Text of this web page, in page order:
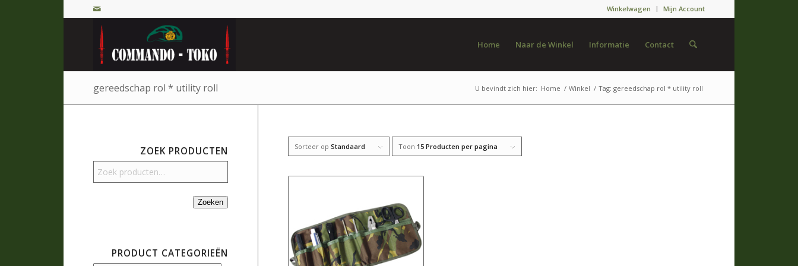
Winkelwagen Mijn Account
Home Naar de Winkel Informatie Contact
gereedschap rol * utility roll U bevindt zich hier: Home / Winkel / Tag: gereedschap rol * utility roll
Sorteer opStandaard Toon 15 Producten per pagina
ZOEK PRODUCTEN
Zoeken
PRODUCT CATEGORIEËN